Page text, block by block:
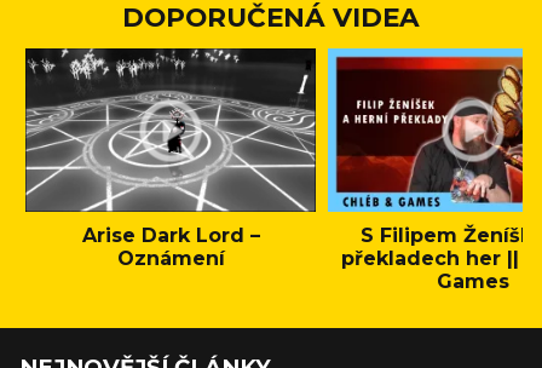
DOPORUČENÁ VIDEA
Arise Dark Lord –
Oznámení
S Filipem
překladech her ||
Games